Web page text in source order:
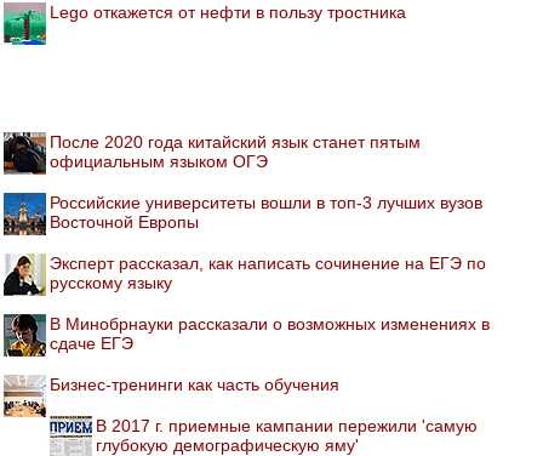
Lego откажется от нефти в пользу тростника
После 2020 года китайский язык станет пятым
официальным языком ОГЭ
Российские университеты вошли в топ-3 лучших вузов
Восточной Европы
Эксперт рассказал, как написать сочинение на ЕГЭ по
русскому языку
В Минобрнауки рассказали о возможных изменениях в
сдаче ЕГЭ
Бизнес-тренинги как часть обучения
В 2017 г. приемные кампании пережили 'самую
глубокую демографическую яму'